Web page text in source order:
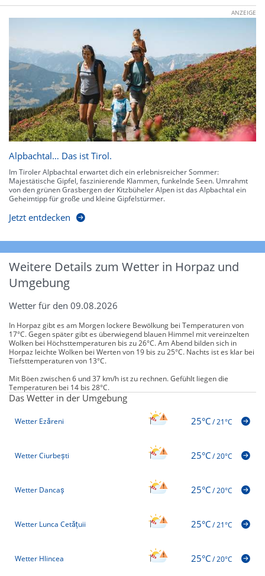
ANZEIGE
Alpbachtal… Das ist Tirol.
Im Tiroler Alpbachtal erwartet dich ein erlebnisreicher Sommer:
Majestätische Gipfel, faszinierende Klammen, funkelnde Seen. Umrahmt
von den grünen Grasbergen der Kitzbüheler Alpen ist das Alpbachtal ein
Geheimtipp für große und kleine Gipfelstürmer.
Jetzt entdecken
Weitere Details zum Wetter in Horpaz und
Umgebung
Wetter für den 09.08.2026
In Horpaz gibt es am Morgen lockere Bewölkung bei Temperaturen von
17°C. Gegen später gibt es überwiegend blauen Himmel mit vereinzelten
Wolken bei Höchsttemperaturen bis zu 26°C. Am Abend bilden sich in
Horpaz leichte Wolken bei Werten von 19 bis zu 25°C. Nachts ist es klar bei
Tiefsttemperaturen von 13°C.
Mit Böen zwischen 6 und 37 km/h ist zu rechnen. Gefühlt liegen die
Temperaturen bei 14 bis 28°C.
Das Wetter in der Umgebung
Wetter Ezăreni 25°C/21°C
Wetter Ciurbești 25°C/20°C
Wetter Dancaș 25°C/20°C
Wetter Lunca Cetățuii 25°C/21°C
Wetter Hlincea 25°C/20°C